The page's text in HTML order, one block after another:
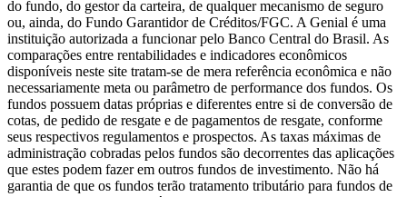
do fundo, do gestor da carteira, de qualquer mecanismo de seguro
ou, ainda, do Fundo Garantidor de Créditos/FGC. A Genial é uma
instituição autorizada a funcionar pelo Banco Central do Brasil. As
comparações entre rentabilidades e indicadores econômicos
disponíveis neste site tratam-se de mera referência econômica e não
necessariamente meta ou parâmetro de performance dos fundos. Os
fundos possuem datas próprias e diferentes entre si de conversão de
cotas, de pedido de resgate e de pagamentos de resgate, conforme
seus respectivos regulamentos e prospectos. As taxas máximas de
administração cobradas pelos fundos são decorrentes das aplicações
que estes podem fazer em outros fundos de investimento. Não há
garantia de que os fundos terão tratamento tributário para fundos de